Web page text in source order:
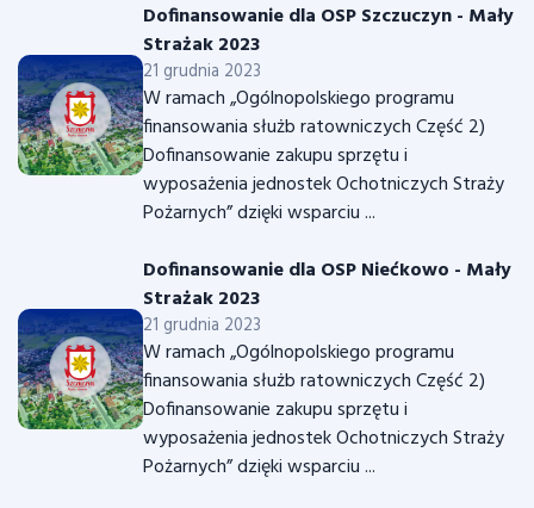
Dofinansowanie dla OSP Szczuczyn - Mały
Strażak 2023
21 grudnia 2023
W ramach „Ogólnopolskiego programu
finansowania służb ratowniczych Część 2)
Dofinansowanie zakupu sprzętu i
wyposażenia jednostek Ochotniczych Straży
Pożarnych” dzięki wsparciu ...
Dofinansowanie dla OSP Niećkowo - Mały
Strażak 2023
21 grudnia 2023
W ramach „Ogólnopolskiego programu
finansowania służb ratowniczych Część 2)
Dofinansowanie zakupu sprzętu i
wyposażenia jednostek Ochotniczych Straży
Pożarnych” dzięki wsparciu ...